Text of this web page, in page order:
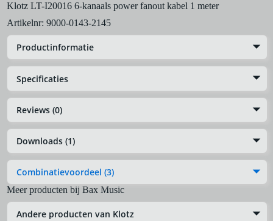
Klotz LT-I20016 6-kanaals power fanout kabel 1 meter
Artikelnr: 9000-0143-2145
Productinformatie
Specificaties
Reviews (0)
Downloads (1)
Combinatievoordeel (3)
Meer producten bij Bax Music
Andere producten van Klotz